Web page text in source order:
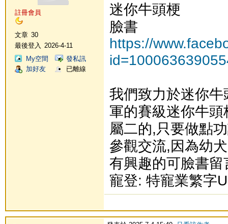
註冊會員
文章 30
最後登入
2026-4-11
My空間
發私訊
加好友
已離線
迷你牛頭梗
臉書
https://
我們致力於迷你
軍的賽級迷你牛
屬二的,只要做點
參觀交流,因為幼
有興趣的可臉書
寵登: 特寵業繁字